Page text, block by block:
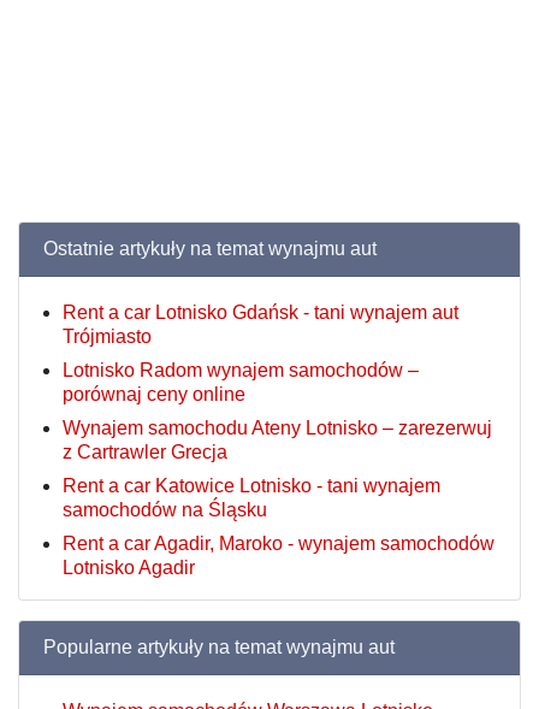
Ostatnie artykuły na temat wynajmu aut
Rent a car Lotnisko Gdańsk - tani wynajem aut
Trójmiasto
Lotnisko Radom wynajem samochodów –
porównaj ceny online
Wynajem samochodu Ateny Lotnisko – zarezerwuj
z Cartrawler Grecja
Rent a car Katowice Lotnisko - tani wynajem
samochodów na Śląsku
Rent a car Agadir, Maroko - wynajem samochodów
Lotnisko Agadir
Popularne artykuły na temat wynajmu aut